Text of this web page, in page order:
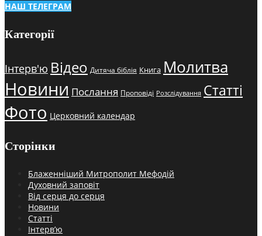
НАШ ТЕЛЕГРАМ
Категорії
Інтерв'ю Відео Дитяча біблія Книга Молитва
Новини Послання Проповіді Розслідування Статті
Фото Церковний календар
Сторінки
Блаженніший Митрополит Мефодій
Духовний заповіт
Від серця до серця
Новини
Статті
Інтерв’ю